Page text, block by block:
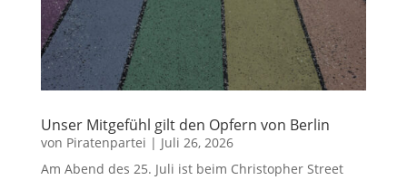
Unser Mitgefühl gilt den Opfern von Berlin
von Piratenpartei | Juli 26, 2026
Am Abend des 25. Juli ist beim Christopher Street